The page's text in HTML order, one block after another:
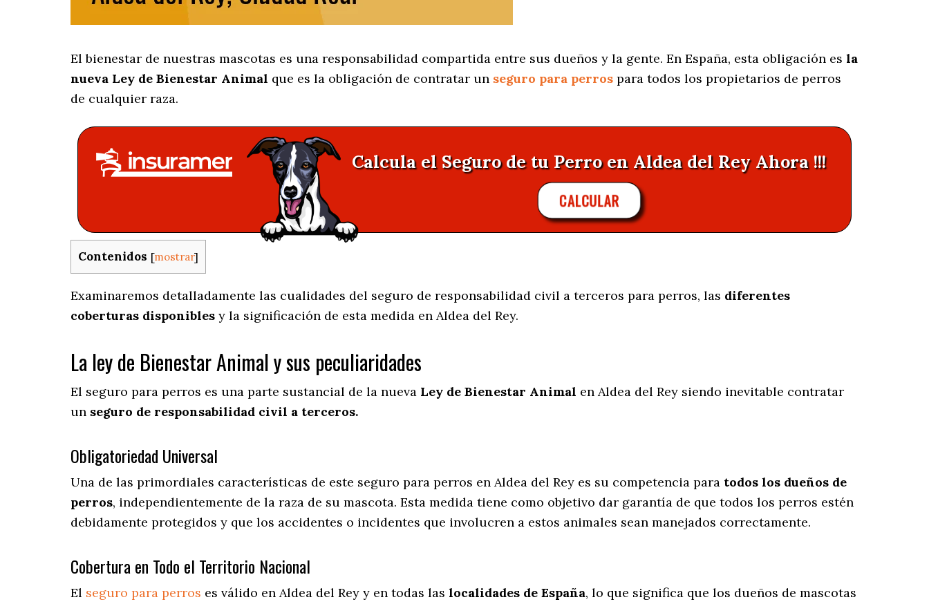
El bienestar de nuestras mascotas es una responsabilidad compartida entre sus dueños y la gente. En España, esta obligación es la
nueva Ley de Bienestar Animal que es la obligación de contratar un seguro para perros para todos los propietarios de perros
de cualquier raza.
Calcula el Seguro de tu Perro en Aldea del Rey Ahora !!!
CALCULAR
Contenidos [mostrar]
Examinaremos detalladamente las cualidades del seguro de responsabilidad civil a terceros para perros, las diferentes
coberturas disponibles y la significación de esta medida en Aldea del Rey.
La ley de Bienestar Animal y sus peculiaridades
El seguro para perros es una parte sustancial de la nueva Ley de Bienestar Animal en Aldea del Rey siendo inevitable contratar
un seguro de responsabilidad civil a terceros.
Obligatoriedad Universal
Una de las primordiales características de este seguro para perros en Aldea del Rey es su competencia para todos los dueños de
perros, independientemente de la raza de su mascota. Esta medida tiene como objetivo dar garantía de que todos los perros estén
debidamente protegidos y que los accidentes o incidentes que involucren a estos animales sean manejados correctamente.
Cobertura en Todo el Territorio Nacional
El seguro para perros es válido en Aldea del Rey y en todas las localidades de España, lo que significa que los dueños de mascotas